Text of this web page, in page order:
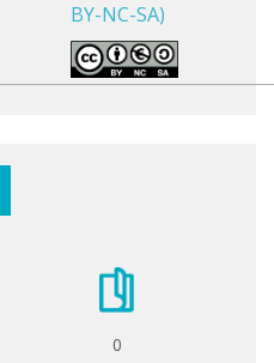
BY-NC-SA)
0